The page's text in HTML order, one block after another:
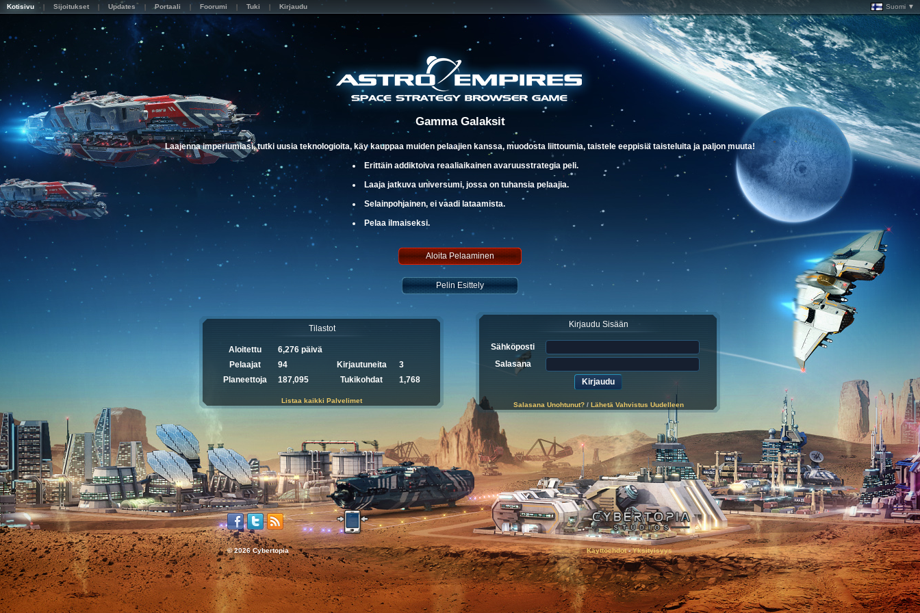
Kotisivu Sijoitukset Updates Portaali Foorumi Tuki Kirjaudu Suomi ▼
Gamma Galaksit
Laajenna imperiumiasi, tutki uusia teknologioita, käy kauppaa muiden pelaajien kanssa, muodosta liittoumia, taistele eeppisiä taisteluita ja paljon muuta!
Erittäin addiktoiva reaaliaikainen avaruusstrategia peli.
Laaja jatkuva universumi, jossa on tuhansia pelaajia.
Selainpohjainen, ei vaadi lataamista.
Pelaa ilmaiseksi.
Aloita Pelaaminen
Pelin Esittely
Tilastot
Aloitettu
6,276 päivä
Pelaajat
94 Kirjautuneita
3
Planeettoja
187,095 Tukikohdat 1,768
Listaa kaikki Palvelimet
Kirjaudu Sisään
Sähköposti
Salasana
Salasana Unohtunut?/ Lähetä Vahvistus Uudelleen
© 2026 Cybertopia Käyttöehdot-Yksityisyys